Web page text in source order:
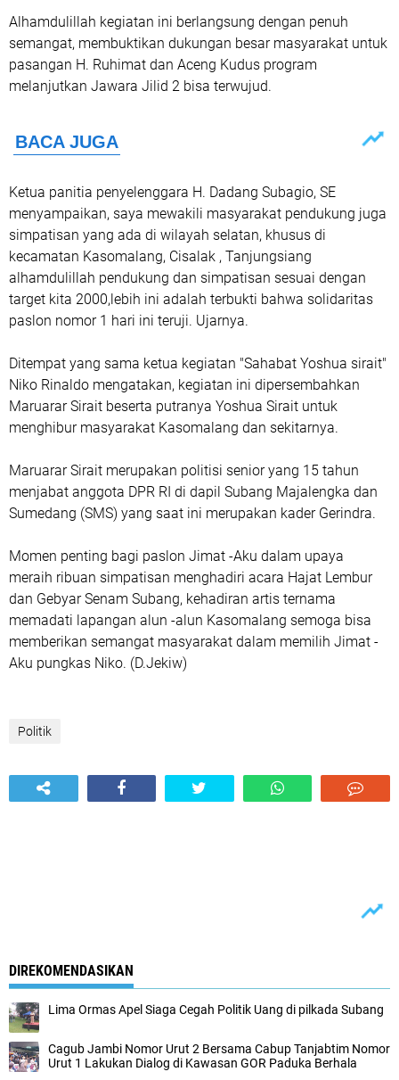
Alhamdulillah kegiatan ini berlangsung dengan penuh
semangat, membuktikan dukungan besar masyarakat untuk
pasangan H. Ruhimat dan Aceng Kudus program
melanjutkan Jawara Jilid 2 bisa terwujud.
Ketua panitia penyelenggara H. Dadang Subagio, SE
menyampaikan, saya mewakili masyarakat pendukung juga
simpatisan yang ada di wilayah selatan, khusus di
kecamatan Kasomalang, Cisalak , Tanjungsiang
alhamdulillah pendukung dan simpatisan sesuai dengan
target kita 2000,lebih ini adalah terbukti bahwa solidaritas
paslon nomor 1 hari ini teruji. Ujarnya.
Ditempat yang sama ketua kegiatan "Sahabat Yoshua sirait"
Niko Rinaldo mengatakan, kegiatan ini dipersembahkan
Maruarar Sirait beserta putranya Yoshua Sirait untuk
menghibur masyarakat Kasomalang dan sekitarnya.
Maruarar Sirait merupakan politisi senior yang 15 tahun
menjabat anggota DPR RI di dapil Subang Majalengka dan
Sumedang (SMS) yang saat ini merupakan kader Gerindra.
Momen penting bagi paslon Jimat -Aku dalam upaya
meraih ribuan simpatisan menghadiri acara Hajat Lembur
dan Gebyar Senam Subang, kehadiran artis ternama
memadati lapangan alun -alun Kasomalang semoga bisa
memberikan semangat masyarakat dalam memilih Jimat -
Aku pungkas Niko. (D.Jekiw)
Politik
DIREKOMENDASIKAN
Lima Ormas Apel Siaga Cegah Politik Uang di pilkada Subang
Cagub Jambi Nomor Urut 2 Bersama Cabup Tanjabtim Nomor
Urut 1 Lakukan Dialog di Kawasan GOR Paduka Berhala